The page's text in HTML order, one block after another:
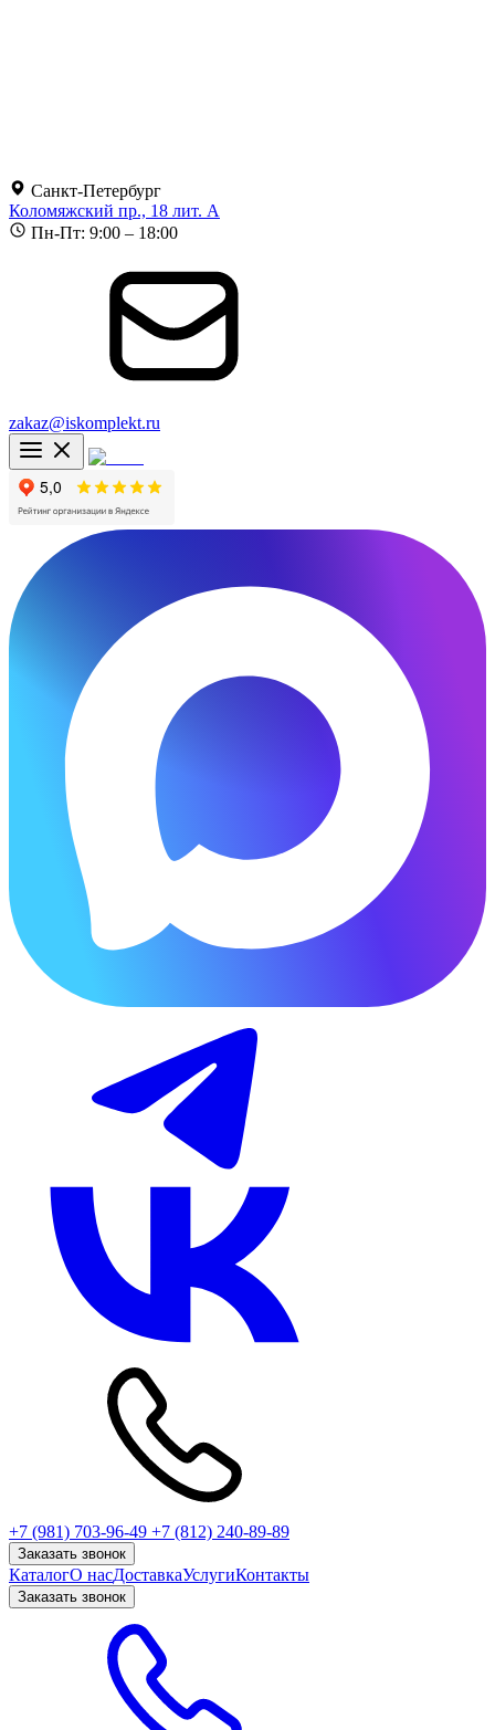
Санкт-Петербург
Коломяжский пр., 18 лит. А
Пн-Пт: 9:00 – 18:00
zakaz@iskomplekt.ru
+7 (981) 703-96-49 +7 (812) 240-89-89
Заказать звонок
КаталогО насДоставкаУслугиКонтакты
Заказать звонок